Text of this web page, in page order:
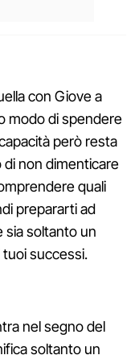
con Giove a
modo di spendere
però resta
non dimenticare
quali
prepararti ad
sia soltanto un
successi.
nel segno del
soltanto un